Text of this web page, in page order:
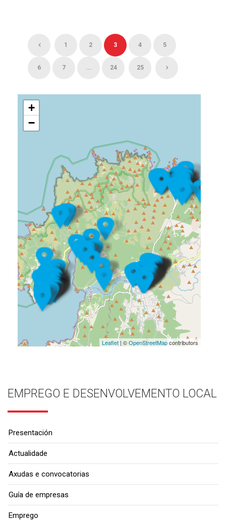
1 2 3 4 5
6 7 ... 24 25
+
−
Leaflet| ©OpenStreetMapcontributors
EMPREGO E DESENVOLVEMENTO LOCAL
Presentación
Actualidade
Axudas e convocatorias
Guía de empresas
Emprego